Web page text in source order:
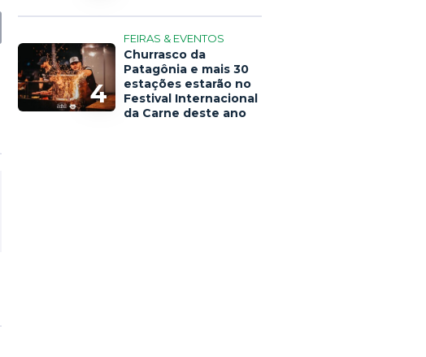
4
FEIRAS & EVENTOS
Churrasco da
Patagônia e mais 30
estações estarão no
Festival Internacional
da Carne deste ano